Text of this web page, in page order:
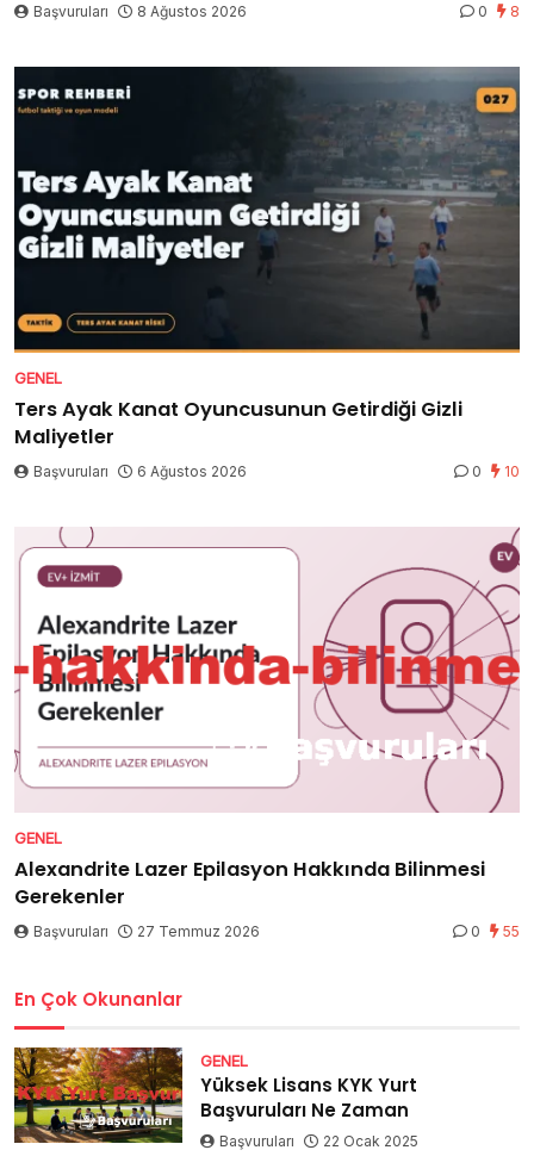
Başvuruları 8 Ağustos 2026 0 8
GENEL
Ters Ayak Kanat Oyuncusunun Getirdiği Gizli
Maliyetler
Başvuruları 6 Ağustos 2026 0 10
GENEL
Alexandrite Lazer Epilasyon Hakkında Bilinmesi
Gerekenler
Başvuruları 27 Temmuz 2026 0 55
En Çok Okunanlar
GENEL
Yüksek Lisans KYK Yurt
Başvuruları Ne Zaman
Başvuruları 22 Ocak 2025